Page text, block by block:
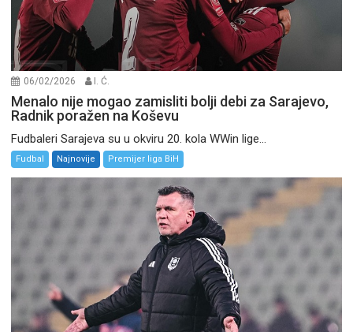
06/02/2026 I. Ć.
Menalo nije mogao zamisliti bolji debi za Sarajevo,
Radnik poražen na Koševu
Fudbaleri Sarajeva su u okviru 20. kola WWin lige...
Fudbal Najnovije Premijer liga BiH